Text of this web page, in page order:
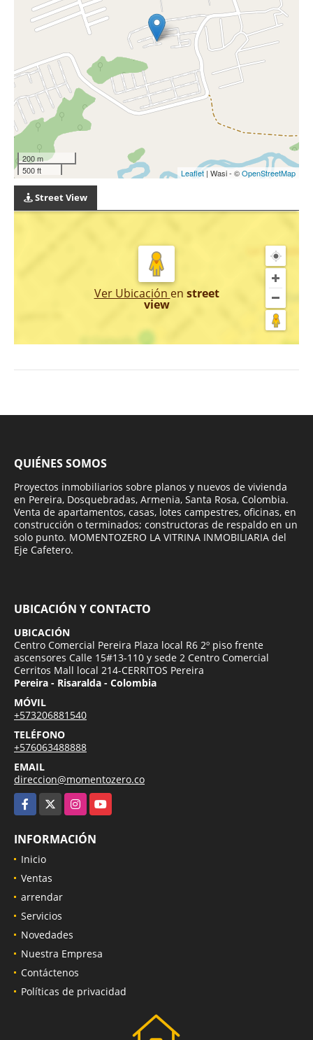
200 m
500 ft
Leaflet | Wasi - ©OpenStreetMap
Street View
Ver Ubicación en street
view
QUIÉNES SOMOS
Proyectos inmobiliarios sobre planos y nuevos de vivienda
en Pereira, Dosquebradas, Armenia, Santa Rosa, Colombia.
Venta de apartamentos, casas, lotes campestres, oficinas, en
construcción o terminados; constructoras de respaldo en un
solo punto. MOMENTOZERO LA VITRINA INMOBILIARIA del
Eje Cafetero.
UBICACIÓN Y CONTACTO
UBICACIÓN
Centro Comercial Pereira Plaza local R6 2º piso frente
ascensores Calle 15#13-110 y sede 2 Centro Comercial
Cerritos Mall local 214-CERRITOS Pereira
Pereira - Risaralda - Colombia
MÓVIL
+573206881540
TELÉFONO
+576063488888
EMAIL
direccion@momentozero.co
Facebook
InstagramYouTube
INFORMACIÓN
Inicio
Ventas
arrendar
Servicios
Novedades
Nuestra Empresa
Contáctenos
Políticas de privacidad